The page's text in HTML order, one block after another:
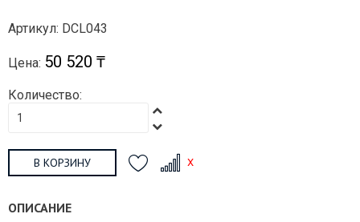
Артикул: DCL043
Цена: 50 520 ₸
Количество:
В КОРЗИНУ
ОПИСАНИЕ